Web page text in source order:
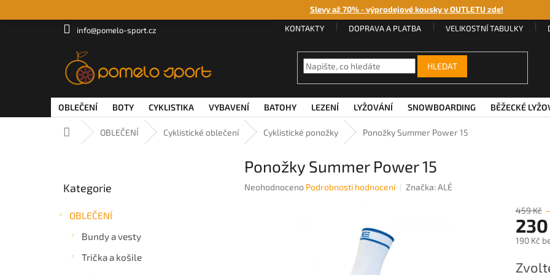
Slevy až 70% - výprodejové kousky v OUTLETU zde!
info@pomelo-sport.cz KONTAKTY DOPRAVA A PLATBA VELIKOSTNÍ TABULKY
HLEDAT
OBLEČENÍ BOTY CYKLISTIKA VYBAVENÍ BATOHY LEZENÍ LYŽOVÁNÍ SNOWBOARDING BĚŽECKÉ
Domů OBLEČENÍ Cyklistické oblečení Cyklistické ponožky Ponožky Summer Power 15
kategorie
Kategorie
OBLEČENÍ
Bundy a vesty
Trička a košile
Ponožky Summer Power 15
Průměrné
Neohodnoceno Podrobnosti hodnocení Značka:ALÉ
459 Kč
190 Kč
cena: